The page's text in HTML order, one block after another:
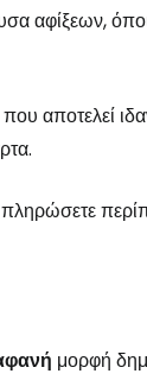
αφίξεων,
αποτελεί
πληρώσετε
μορφή